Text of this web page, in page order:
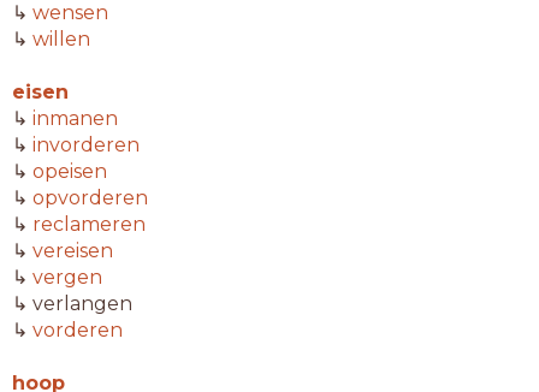
↳ wensen
↳ willen
eisen
↳ inmanen
↳ invorderen
↳ opeisen
↳ opvorderen
↳ reclameren
↳ vereisen
↳ vergen
↳ verlangen
↳ vorderen
hoop